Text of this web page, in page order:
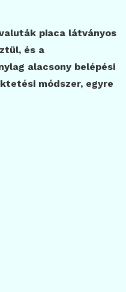
piaca látványos
és a
alacsony belépési
módszer, egyre